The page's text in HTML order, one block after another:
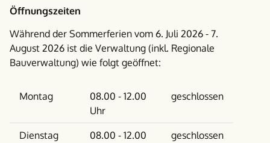
Öffnungszeiten
Während der Sommerferien vom 6. Juli 2026 - 7.
August 2026 ist die Verwaltung (inkl. Regionale
Bauverwaltung) wie folgt geöffnet:
Wochentag Vormittag Nachmittag
Montag
08.00 - 12.00
Uhr
geschlossen
Dienstag
08.00 - 12.00
geschlossen